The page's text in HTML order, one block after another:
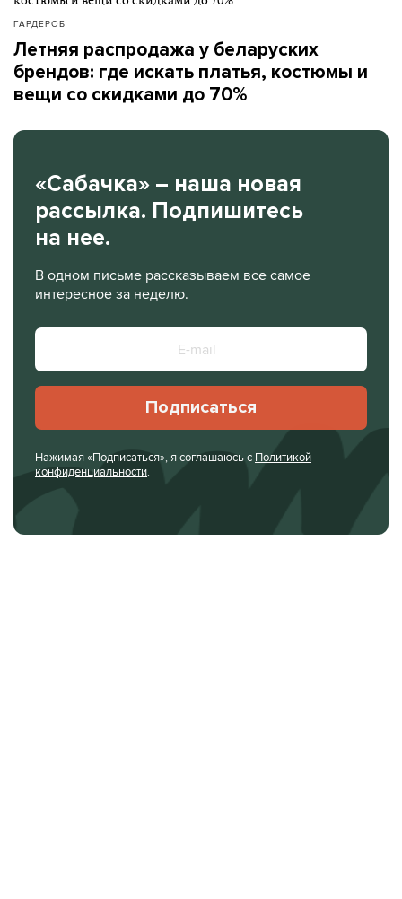
ГАРДЕРОБ
Летняя распродажа у беларуских
брендов: где искать платья, костюмы и
вещи со скидками до 70%
«Сабачка» – наша новая
рассылка. Подпишитесь
на нее.
В одном письме рассказываем все самое
интересное за неделю.
Подписаться
Нажимая «Подписаться», я соглашаюсь с Политикой
конфиденциальности.